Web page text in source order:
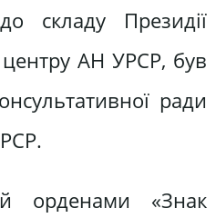
складу Президії
центру АН УРСР, був
ради
орденами «Знак